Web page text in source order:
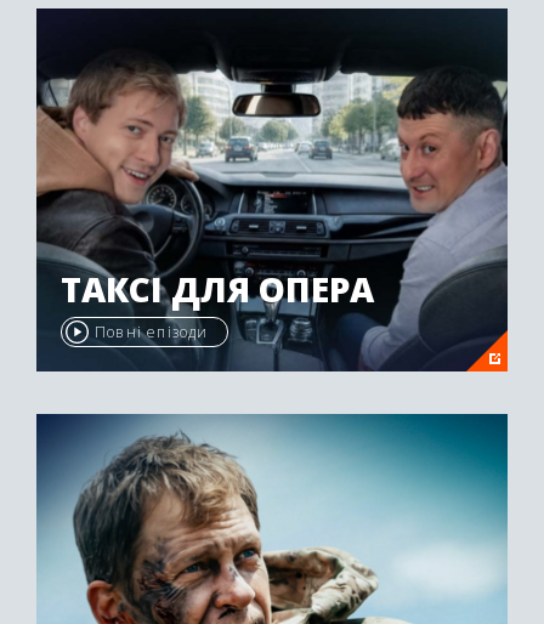
ТАКСІ ДЛЯ ОПЕРА
Повні епізоди